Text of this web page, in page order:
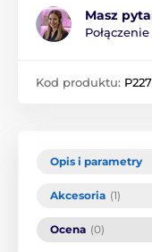
Masz
Połączenie
Kod produktu:
Opis i parametry
Akcesoria (1)
Ocena (0)